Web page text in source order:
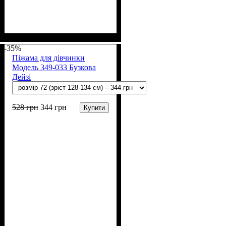
Лайкра
х/б, 6% лайкра), Джинс
-35%
Піжама для дівчинки
Модель 349-033 Бузкова
Дейзі
528грн 344 грн Купити